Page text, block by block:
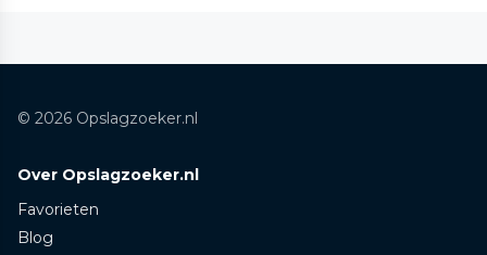
© 2026 Opslagzoeker.nl
Over Opslagzoeker.nl
Favorieten
Blog